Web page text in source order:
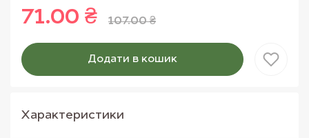
107.00 ₴
71.00 ₴
Додати в кошик
Товар доданий в кошик
Характеристики